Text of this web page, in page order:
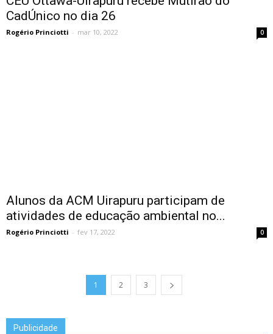
CadÚnico no dia 26
Rogério Princiotti - mar 10, 2022 0
Alunos da ACM Uirapuru participam de
atividades de educação ambiental no...
Rogério Princiotti - fev 17, 2022 0
1 2 3
Publicidade